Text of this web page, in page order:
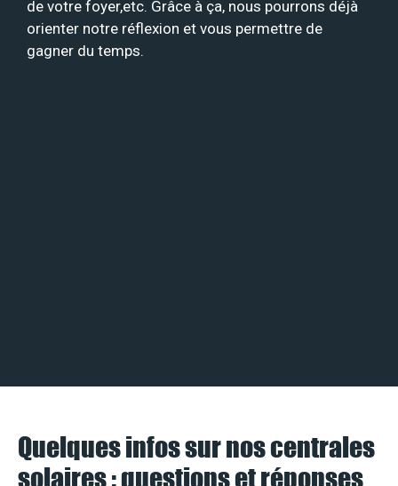
de votre foyer,etc. Grâce à ça, nous pourrons déjà
orienter notre réflexion et vous permettre de
gagner du temps.
Quelques infos sur nos centrales
solaires : questions et réponses